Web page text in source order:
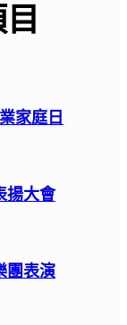
家庭日
揚大會
團表演